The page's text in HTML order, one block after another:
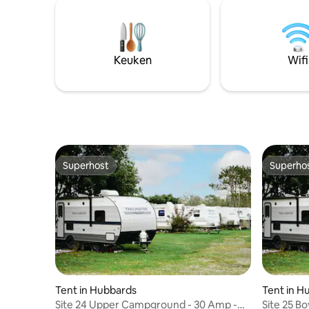
zonne-energie — Gedeeld: goed
ingerichte Portapotties. Ontdek: —
Toegang tot het meer + sup-boards —
Persoonlijke vuurplaats met zonne-
stoelen
Keuken Wifi
Superhost
Superhost
Tent in Hubbards
Site 24 Upper Campground - 30 Amp -
Tent in
Site 25